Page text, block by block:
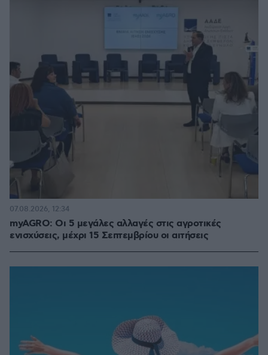
myAGRO: Οι 5 μεγάλες αλλαγές στις αγροτικές
ενισχύσεις, μέχρι 15 Σεπτεμβρίου οι αιτήσεις
07.08.2026, 12:34